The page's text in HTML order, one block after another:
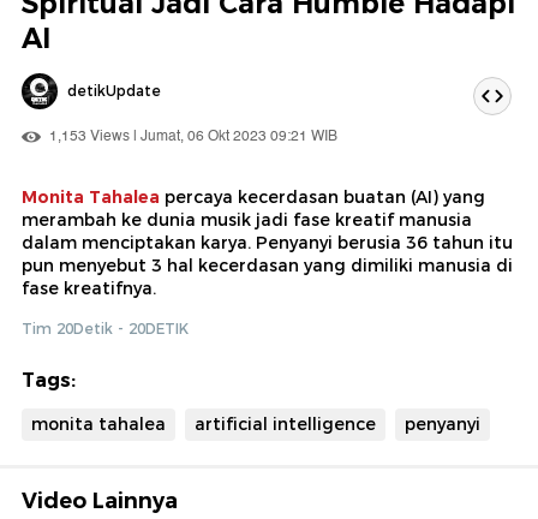
AI
detikUpdate
1,153 Views | Jumat, 06 Okt 2023 09:21 WIB
Monita Tahalea percaya kecerdasan buatan (AI) yang
merambah ke dunia musik jadi fase kreatif manusia
dalam menciptakan karya. Penyanyi berusia 36 tahun itu
pun menyebut 3 hal kecerdasan yang dimiliki manusia di
fase kreatifnya.
Tim 20Detik - 20DETIK
Tags:
monita tahalea artificial intelligence penyanyi
Video Lainnya